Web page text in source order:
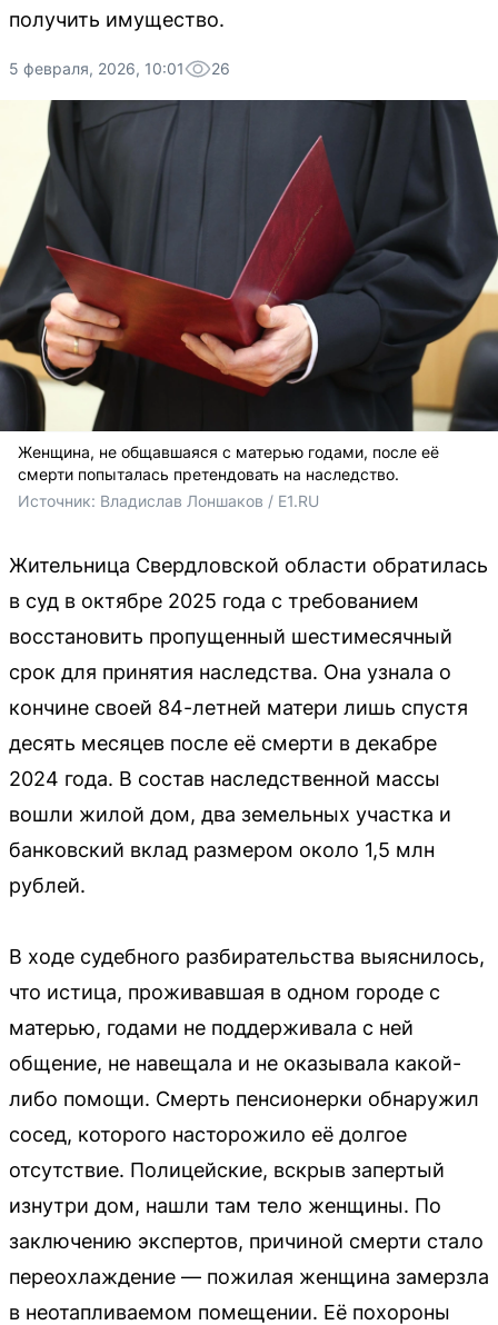
получить имущество.
5 февраля, 2026, 10:01 26
Женщина, не общавшаяся с матерью годами, после её
смерти попыталась претендовать на наследство.
Источник: Владислав Лоншаков / E1.RU
Жительница Свердловской области обратилась
в суд в октябре 2025 года с требованием
восстановить пропущенный шестимесячный
срок для принятия наследства. Она узнала о
кончине своей 84-летней матери лишь спустя
десять месяцев после её смерти в декабре
2024 года. В состав наследственной массы
вошли жилой дом, два земельных участка и
банковский вклад размером около 1,5 млн
рублей.
В ходе судебного разбирательства выяснилось,
что истица, проживавшая в одном городе с
матерью, годами не поддерживала с ней
общение, не навещала и не оказывала какой-
либо помощи. Смерть пенсионерки обнаружил
сосед, которого насторожило её долгое
отсутствие. Полицейские, вскрыв запертый
изнутри дом, нашли там тело женщины. По
заключению экспертов, причиной смерти стало
переохлаждение — пожилая женщина замерзла
в неотапливаемом помещении. Её похороны